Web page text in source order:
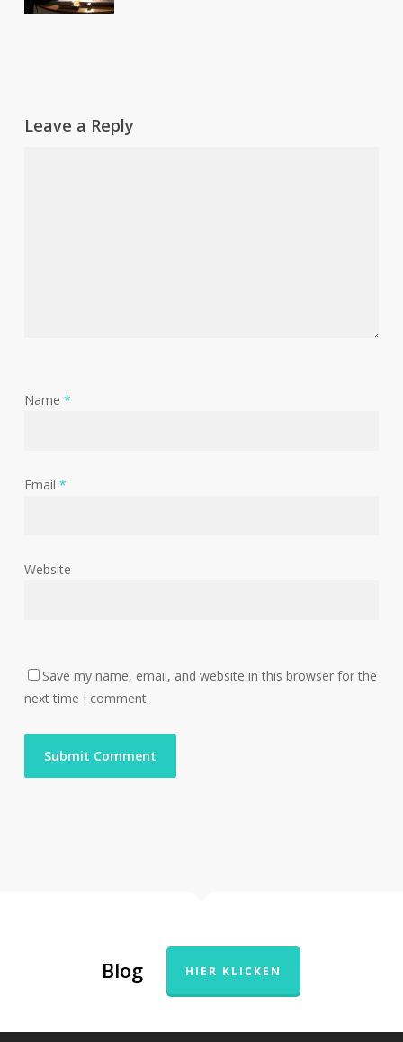
Leave a Reply
Name *
Email *
Website
Save my name, email, and website in this browser for the
next time I comment.
Blog HIER KLICKEN